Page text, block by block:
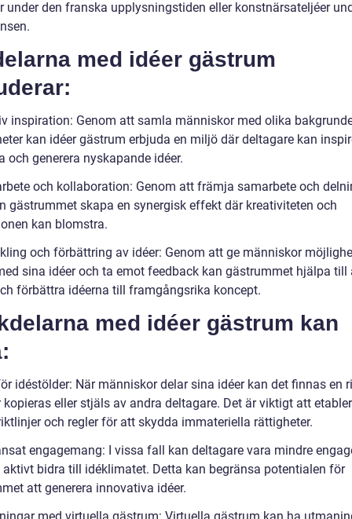
under den franska upplysningstiden eller konstnärsateljéer
med idéer gästrum
inspiration: Genom att samla människor med olika
kan idéer gästrum erbjuda en miljö där deltagare kan
och generera nyskapande idéer.
och kollaboration: Genom att främja samarbete och
gästrummet skapa en synergisk effekt där kreativiteten och
kan blomstra.
och förbättring av idéer: Genom att ge människor
sina idéer och ta emot feedback kan gästrummet hjälpa till
förbättra idéerna till framgångsrika koncept.
med idéer gästrum kan
idéstölder: När människor delar sina idéer kan det finnas en
kopieras eller stjäls av andra deltagare. Det är viktigt att
och regler för att skydda immateriella rättigheter.
engagemang: I vissa fall kan deltagare vara mindre
aktivt bidra till idéklimatet. Detta kan begränsa potentialen för
att generera innovativa idéer.